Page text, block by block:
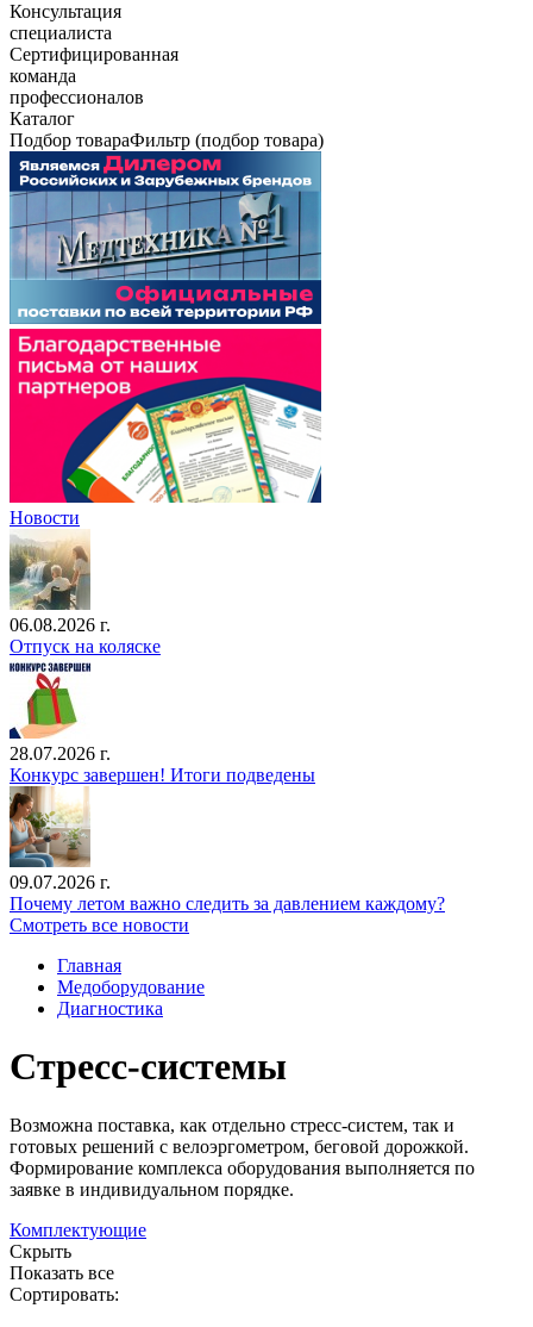
Консультация
специалиста
Сертифицированная
команда
профессионалов
Каталог
Подбор товараФильтр (подбор товара)
Новости
06.08.2026 г.
Отпуск на коляске
28.07.2026 г.
Конкурс завершен! Итоги подведены
09.07.2026 г.
Почему летом важно следить за давлением каждому?
Смотреть все новости
Главная
Медоборудование
Диагностика
Стресс-системы
Возможна поставка, как отдельно стресс-систем, так и
готовых решений с велоэргометром, беговой дорожкой.
Формирование комплекса оборудования выполняется по
заявке в индивидуальном порядке.
Комплектующие
Скрыть
Показать все
Сортировать: